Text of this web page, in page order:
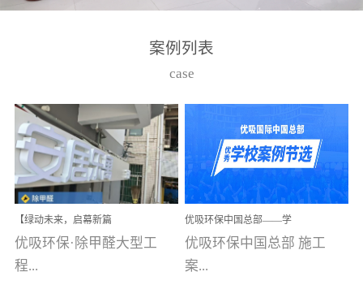
高技能的团队。汇聚了众
取得了多项产品技术专利
和多项国家版权局著作
权，获得高新技术企业称
号。生产优势自主生产自
给自足，优吸公司于2015
在广州番禺区成功建立产
品线生产基地，工厂拥有
自动化生产设备和成熟的
案例列表
case
【绿动未来，启幕新篇
章】优吸环保中标深圳安
居乐寓，超大型工装室内
空气治理项目顺利启航，
优吸环保·除甲醛大型工
程...
优吸环保中国总部——学
校施工案例(节选)
优吸环保中国总部 施工
案...